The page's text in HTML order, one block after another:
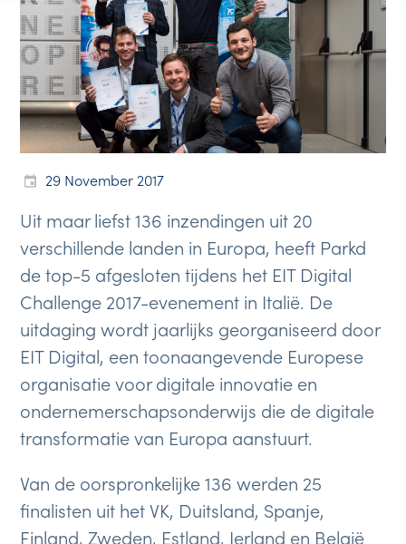
29 November 2017
Uit maar liefst 136 inzendingen uit 20
verschillende landen in Europa, heeft Parkd
de top-5 afgesloten tijdens het EIT Digital
Challenge 2017-evenement in Italië. De
uitdaging wordt jaarlijks georganiseerd door
EIT Digital, een toonaangevende Europese
organisatie voor digitale innovatie en
ondernemerschapsonderwijs die de digitale
transformatie van Europa aanstuurt.
Van de oorspronkelijke 136 werden 25
finalisten uit het VK, Duitsland, Spanje,
Finland, Zweden, Estland, Ierland en België